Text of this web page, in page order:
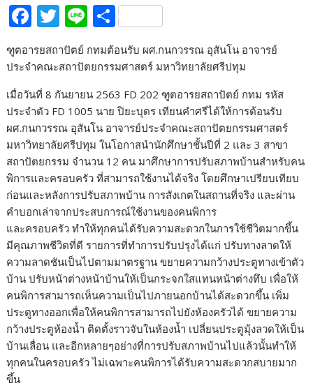
F
e
b
o
o
k
T
w
itt
er
Li
e
S
h
ar
ฑูตอารยสถาปัตย์ กทมต้อนรับ ผศ.กนกวรรณ อุสันโน อาจารย์
ประจำคณะสถาปัตยกรรมศาสตร์ มหาวิทยาลัยศรีปทุม
เมื่อวันที่ 8 กันยายน 2563 FD 202 ฑูตอารยสถาปัตย์ กทม รหัส
ประจำตัว FD 1005 นาย ปิยะบุตร เทียนคำศรีได้ให้การต้อนรับ
ผศ.กนกวรรณ อุสันโน อาจารย์ประจำคณะสถาปัตยกรรมศาสตร์
มหาวิทยาลัยศรีปทุม ในโอกาสนำนักศึกษาชั้นปีที่ 2 และ 3 สาขา
สถาปัตยกรรม จำนวน 12 คน มาศึกษาการปรับสภาพบ้านสำหรับคน
พิการและครอบครัว ที่สามารถใช้งานได้จริง โดยศึกษาเปรียบเทียบ
ก่อนและหลังการปรับสภาพบ้าน การสังเกตในสถานที่จริง และผ่าน
คำบอกเล่าจากประสบการณ์ใช้งานของคนพิการ
และครอบครัว ทำให้ทุกคนได้รับความสะดวกในการใช้ชีวิตมากขึ้น
มีคุณภาพชีวิตที่ดี รายการที่ทำการปรับปรุงได้แก่ ปรับทางลาดให้
ความลาดชันเป็นไปตามมาตรฐาน ขยายความกว้างประตูทางเข้าตัว
บ้าน ปรับหน้าต่างหน้าบ้านให้เป็นกระจกใสแทนหน้าต่างทึบ เพื่อให้
คนพิการสามารถเห็นความเป็นไปภายนอกบ้านได้สะดวกขึ้น เพิ่ม
ประตูทางออกเพื่อให้คนพิการสามารถไปยังห้องครัวได้ ขยายความ
กว้างประตูห้องน้ำ ติดตั้งราวจับในห้องน้ำ เปลี่ยนประตูมุ้งลวดให้เป็น
บ้านเลื่อน และอีกหลายๆอย่างที่การปรับสภาพบ้านไปแล้วนั้นทำให้
ทุกคนในครอบครัว ไม่เฉพาะคนพิการได้รับความสะดวกสบายมาก
ขึ้น